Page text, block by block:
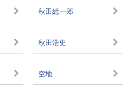
秋田総一郎
秋田浩史
空地